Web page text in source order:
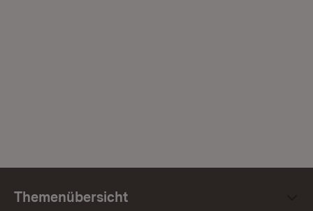
Themenübersicht